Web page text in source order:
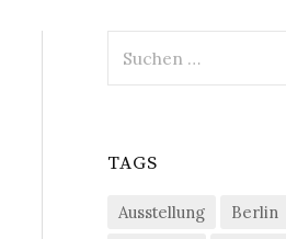
nach:
TAGS
Ausstellung Berlin